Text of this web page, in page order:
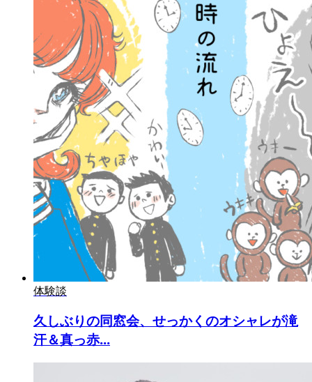
体験談
久しぶりの同窓会、せっかくのオシャレが滝
汗＆真っ赤...